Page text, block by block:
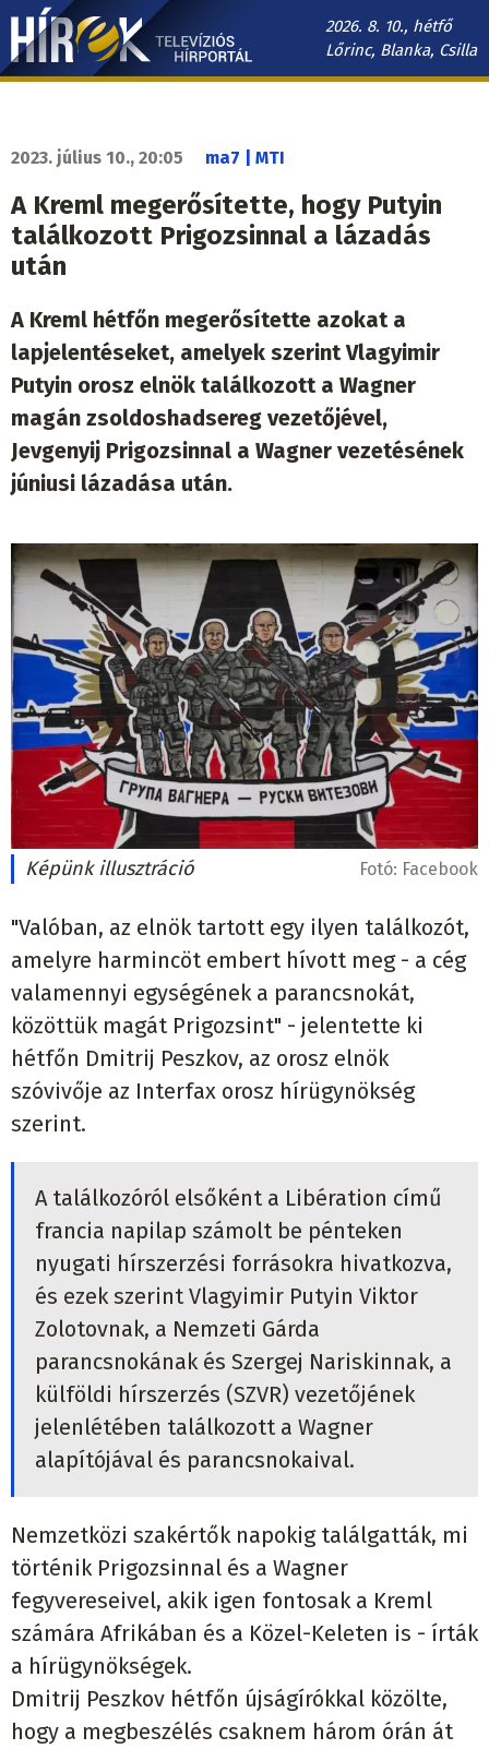
Ugrás
tartalomra
2026. 8. 10., hétfő
Lőrinc, Blanka, Csilla
Hírek.sk
navigáció
2023. július 10., 20:05 ma7 | MTI
A Kreml megerősítette, hogy Putyin
találkozott Prigozsinnal a lázadás
után
A Kreml hétfőn megerősítette azokat a
lapjelentéseket, amelyek szerint Vlagyimir
Putyin orosz elnök találkozott a Wagner
magán zsoldoshadsereg vezetőjével,
Jevgenyij Prigozsinnal a Wagner vezetésének
júniusi lázadása után.
Képünk illusztráció Fotó: Facebook
"Valóban, az elnök tartott egy ilyen találkozót,
amelyre harmincöt embert hívott meg - a cég
valamennyi egységének a parancsnokát,
közöttük magát Prigozsint" - jelentette ki
hétfőn Dmitrij Peszkov, az orosz elnök
szóvivője az Interfax orosz hírügynökség
szerint.
A találkozóról elsőként a Libération című
francia napilap számolt be pénteken
nyugati hírszerzési forrásokra hivatkozva,
és ezek szerint Vlagyimir Putyin Viktor
Zolotovnak, a Nemzeti Gárda
parancsnokának és Szergej Nariskinnak, a
külföldi hírszerzés (SZVR) vezetőjének
jelenlétében találkozott a Wagner
alapítójával és parancsnokaival.
Nemzetközi szakértők napokig találgatták, mi
történik Prigozsinnal és a Wagner
fegyvereseivel, akik igen fontosak a Kreml
számára Afrikában és a Közel-Keleten is - írták
a hírügynökségek.
Dmitrij Peszkov hétfőn újságírókkal közölte,
hogy a megbeszélés csaknem három órán át